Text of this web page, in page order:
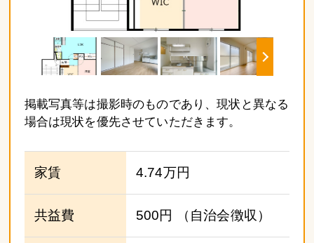
掲載写真等は撮影時のものであり、現状と異なる
場合は現状を優先させていただきます。
家賃 4.74万円
共益費 500円 （自治会徴収）